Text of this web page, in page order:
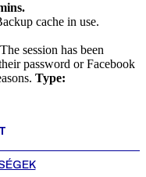
cache in use.
session has been
password or Facebook
Type: